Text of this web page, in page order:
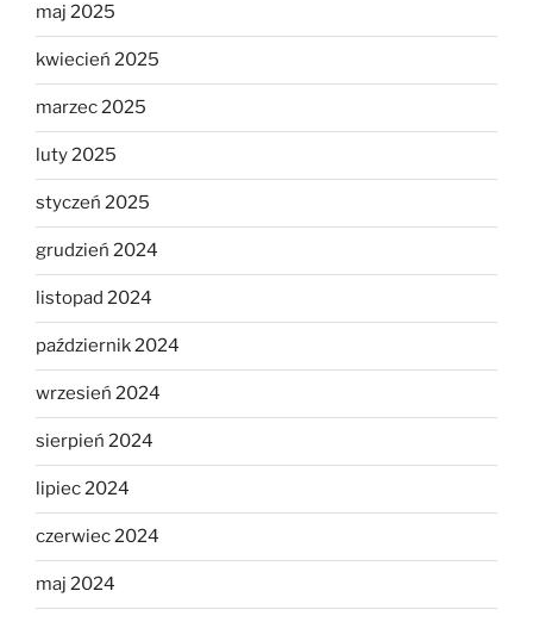
maj 2025
kwiecień 2025
marzec 2025
luty 2025
styczeń 2025
grudzień 2024
listopad 2024
październik 2024
wrzesień 2024
sierpień 2024
lipiec 2024
czerwiec 2024
maj 2024